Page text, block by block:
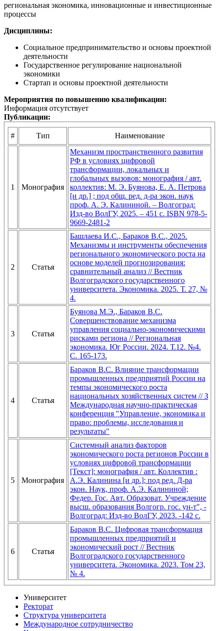
региональная экономика, инновационные и инвестиционные
процессы
Дисциплины:
Социальное предпринимательство и основы проектной
деятельности
Государственное регулирование национальной
экономики
Стартап и основы проектной деятельности
Мероприятия по повышению квалификации:
Информация отсутствует
Публикации:
# Тип Наименование
1 Монография
Механизм пространственного развития
РФ в условиях цифровой
трансформации, локальных и
глобальных вызовов: монография / авт.
коллектив: М. Э. Буянова, Е. А. Петрова
[и др.] ; под общ. ред. д-ра экон. наук
проф. А. Э. Калининой. – Волгоград:
Изд-во ВолГУ, 2025. – 451 с. ISBN 978-5-
9669-2481-2
2 Статья
Башлаева И.С., Бараков В.С., 2025.
Механизмы и инструменты обеспечения
регионального экономического роста на
основе моделей прогнозирования:
сравнительный анализ // Вестник
Волгоградского государственного
университета. Экономика. 2025. Т. 27, №
4.
3 Статья
Буянова М.Э., Бараков В.С.
Совершенствование механизма
управления социально-экономическими
рисками региона // Региональная
экономика. Юг России. 2024. Т.12. №4.
С. 165-173.
4 Статья
Бараков В.С. Влияние трансформации
промышленных предприятий России на
темпы экономического роста
национальных хозяйственных систем // З
Международная научно-практическая
конференция "Управление, экономика и
право: проблемы, исследования и
результаты"
5 Монография
Системный анализ факторов
экономического роста регионов России в
условиях цифровой трансформации
[Текст]: монография / авт. Коллектив :
А.Э. Калинина [и др.]; под ред. Д-ра
экон. Наук, проф. А.Э. Калининой;
Федер. Гос. Авт. Образоват. Учреждение
высш. образования Волгогр. гос. ун-т", -
Волгоград: Изд-во ВолГУ, 2023. -142 с.
6 Статья
Бараков В.С. Цифровая трансформация
промышленных предприятий и
экономический рост // Вестник
Волгоградского государственного
университета. Экономика. 2023. Том 23,
№ 4.
Университет
Ректорат
Структура университета
Международное сотрудничество